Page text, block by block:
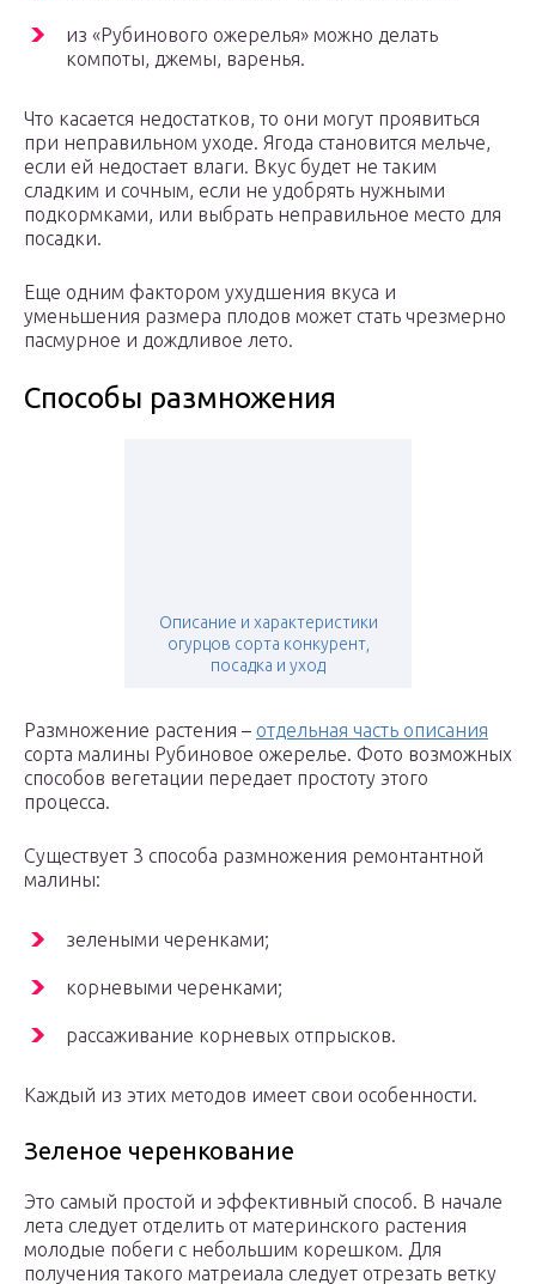
из «Рубинового ожерелья» можно делать
компоты, джемы, варенья.
Что касается недостатков, то они могут проявиться
при неправильном уходе. Ягода становится мельче,
если ей недостает влаги. Вкус будет не таким
сладким и сочным, если не удобрять нужными
подкормками, или выбрать неправильное место для
посадки.
Еще одним фактором ухудшения вкуса и
уменьшения размера плодов может стать чрезмерно
пасмурное и дождливое лето.
Способы размножения
Описание и характеристики
огурцов сорта конкурент,
посадка и уход
Размножение растения – отдельная часть описания
сорта малины Рубиновое ожерелье. Фото возможных
способов вегетации передает простоту этого
процесса.
Существует 3 способа размножения ремонтантной
малины:
зелеными черенками;
корневыми черенками;
рассаживание корневых отпрысков.
Каждый из этих методов имеет свои особенности.
Зеленое черенкование
Это самый простой и эффективный способ. В начале
лета следует отделить от материнского растения
молодые побеги с небольшим корешком. Для
получения такого матреиала следует отрезать ветку